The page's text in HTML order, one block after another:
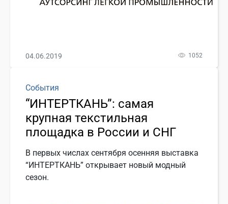
04.06.2019 1052
События
“ИНТЕРТКАНЬ”: самая
крупная текстильная
площадка в России и СНГ
В первых числах сентября осенняя выставка
“ИНТЕРТКАНЬ” открывает новый модный
сезон.